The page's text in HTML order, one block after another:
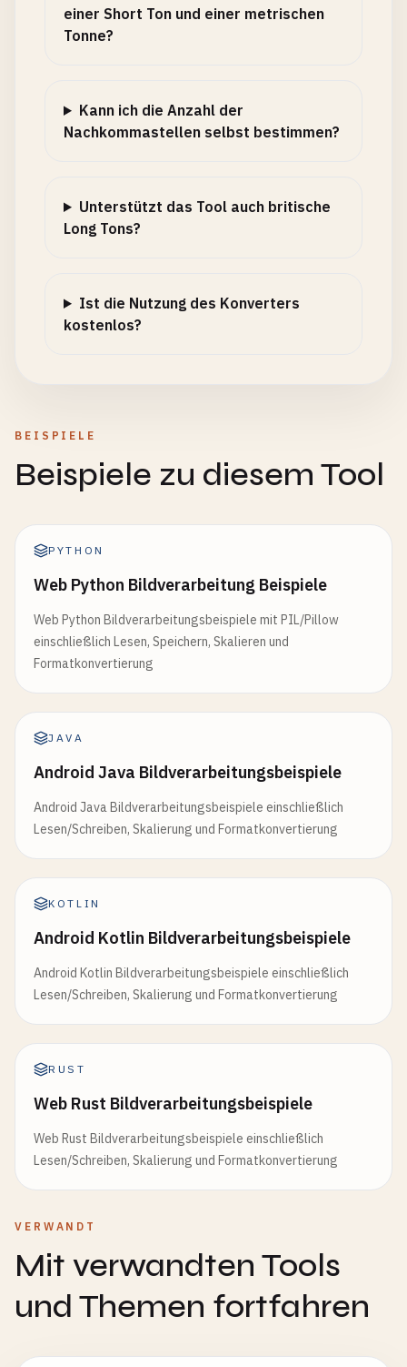
einer Short Ton und einer metrischen
Tonne?
Kann ich die Anzahl der
Nachkommastellen selbst bestimmen?
Unterstützt das Tool auch britische
Long Tons?
Ist die Nutzung des Konverters
kostenlos?
BEISPIELE
Beispiele zu diesem Tool
PYTHON
Web Python Bildverarbeitung Beispiele
Web Python Bildverarbeitungsbeispiele mit PIL/Pillow
einschließlich Lesen, Speichern, Skalieren und
Formatkonvertierung
JAVA
Android Java Bildverarbeitungsbeispiele
Android Java Bildverarbeitungsbeispiele einschließlich
Lesen/Schreiben, Skalierung und Formatkonvertierung
KOTLIN
Android Kotlin Bildverarbeitungsbeispiele
Android Kotlin Bildverarbeitungsbeispiele einschließlich
Lesen/Schreiben, Skalierung und Formatkonvertierung
RUST
Web Rust Bildverarbeitungsbeispiele
Web Rust Bildverarbeitungsbeispiele einschließlich
Lesen/Schreiben, Skalierung und Formatkonvertierung
VERWANDT
Mit verwandten Tools
und Themen fortfahren